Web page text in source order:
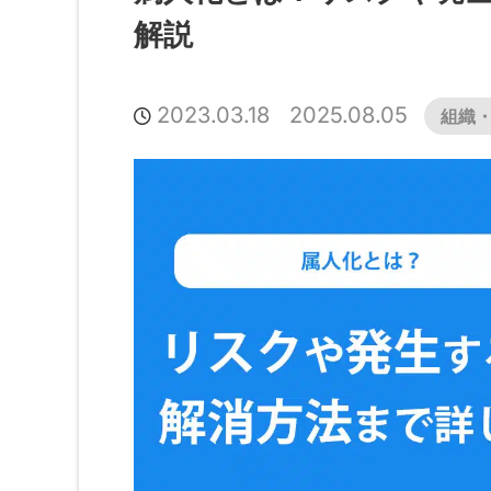
解説
2023.03.18 2025.08.05 組織